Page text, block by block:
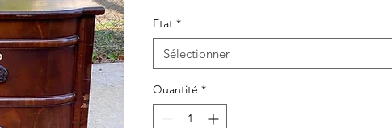
Etat *
Sélectionner
Quantité *